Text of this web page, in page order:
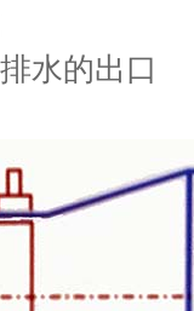
水的出口